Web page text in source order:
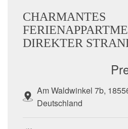
CHARMANTES
DIREKTER
Am Waldwinkel 7b,
Deutschland